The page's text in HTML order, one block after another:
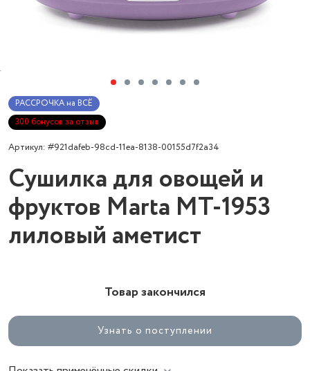
РАССРОЧКА на ВСЁ
300 бонусов за отзыв
Артикул: #921dafeb-98cd-11ea-8138-00155d7f2a34
Сушилка для овощей и
фруктов Marta MT-1953
лиловый аметист
Товар закончился
Узнать о поступлении